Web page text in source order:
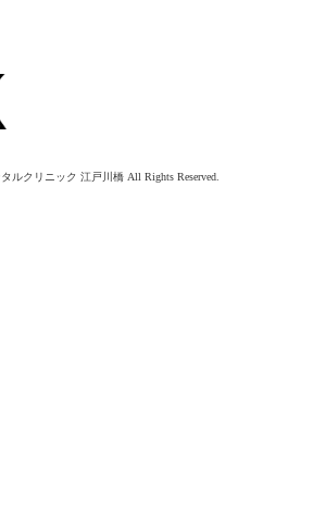
ルクリニック 江戸川橋 All Rights Reserved.